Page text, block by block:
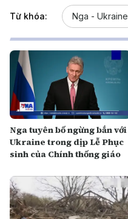
Từ khóa: Nga - Ukraine
Nga tuyên bố ngừng bắn với
Ukraine trong dịp Lễ Phục
sinh của Chính thống giáo